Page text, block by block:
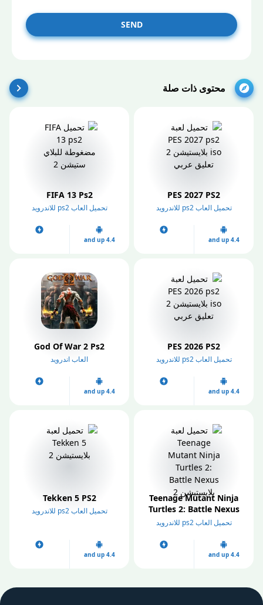
SEND
محتوى ذات صلة
PES 2027 PS2
تحميل العاب ps2 للاندرويد
4.4 and up
FIFA 13 Ps2
تحميل العاب ps2 للاندرويد
4.4 and up
PES 2026 PS2
تحميل العاب ps2 للاندرويد
4.4 and up
God Of War 2 Ps2
العاب اندرويد
4.4 and up
Teenage Mutant Ninja
Turtles 2: Battle Nexus
Ps2تحميل العاب ps2 للاندرويد
4.4 and up
Tekken 5 PS2
تحميل العاب ps2 للاندرويد
4.4 and up